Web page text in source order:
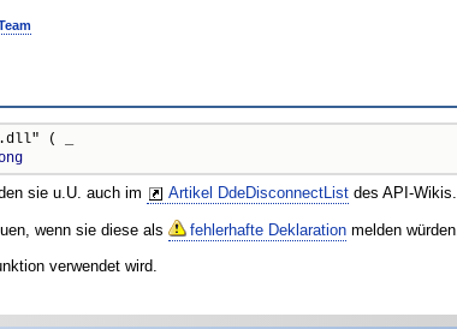
( _
sie u.U. auch im Artikel DdeDisconnectListdes API-Wikis.
wenn sie diese als fehlerhafte Deklarationmelden würden.
verwendet wird.